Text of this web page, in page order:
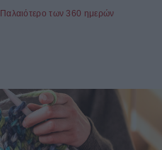
Παλαιότερο των 360 ημερών